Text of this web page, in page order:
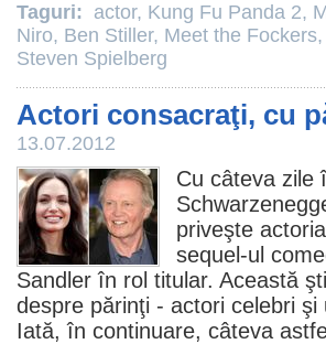
Taguri: actor, Kung Fu Panda 2,
Niro, Ben Stiller, Meet the Fockers,
Steven Spielberg
Actori consacraţi, cu
13.07.2012
Cu câteva zile
priveşte
sequel-ul
Sandler în rol titular. Această
despre părinţi - actori celebri
Iată, în continuare, câteva